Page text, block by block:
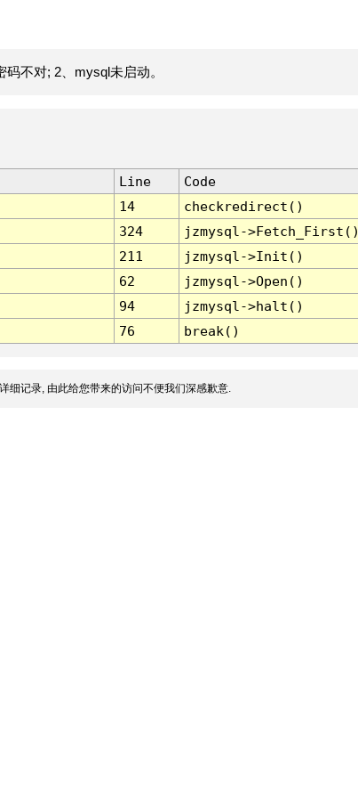
不对; 2、mysql未启动。
Line
Code
14
checkredirect()
324
jzmysql-
211
jzmysql->Init()
62
jzmysql->Open()
94
jzmysql->halt()
76 break()
细记录, 由此给您带来的访问不便我们深感歉意.